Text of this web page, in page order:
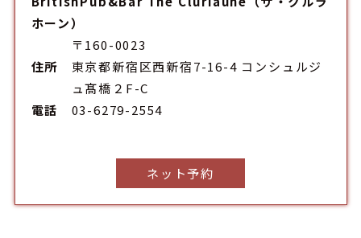
ホーン）
住所
〒160-0023
東京都新宿区西新宿7-16-4 コンシュルジ
ュ髙橋２F-C
電話
03-6279-2554
ネット予約